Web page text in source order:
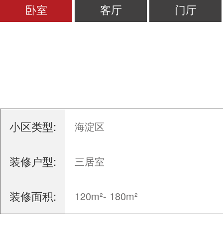
卧室 客厅 门厅
小区类型: 海淀区
装修户型: 三居室
装修面积: 120m²- 180m²